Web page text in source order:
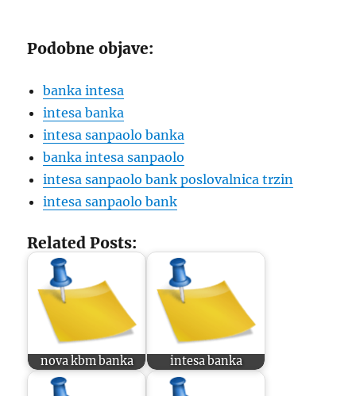
Podobne objave:
banka intesa
intesa banka
intesa sanpaolo banka
banka intesa sanpaolo
intesa sanpaolo bank poslovalnica trzin
intesa sanpaolo bank
Related Posts:
nova kbm banka intesa banka